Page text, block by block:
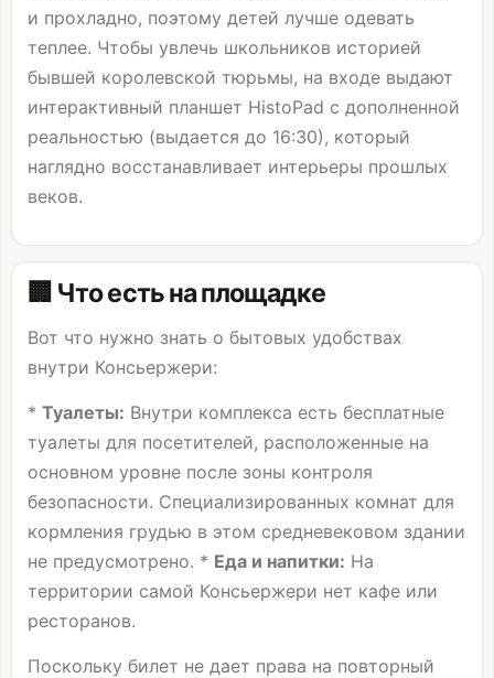
и прохладно, поэтому детей лучше одевать
теплее. Чтобы увлечь школьников историей
бывшей королевской тюрьмы, на входе выдают
интерактивный планшет HistoPad с дополненной
реальностью (выдается до 16:30), который
наглядно восстанавливает интерьеры прошлых
веков.
🏢 Что есть на площадке
Вот что нужно знать о бытовых удобствах
внутри Консьержери:
* Туалеты: Внутри комплекса есть бесплатные
туалеты для посетителей, расположенные на
основном уровне после зоны контроля
безопасности. Специализированных комнат для
кормления грудью в этом средневековом здании
не предусмотрено. * Еда и напитки: На
территории самой Консьержери нет кафе или
ресторанов.
Поскольку билет не дает права на повторный